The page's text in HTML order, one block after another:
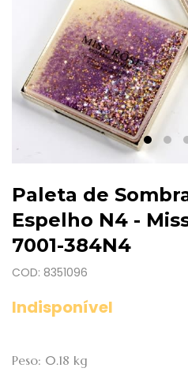
Paleta de
Espelho N4 -
7001-384N4
COD: 8351096
Indisponível
Peso: 0.18 kg